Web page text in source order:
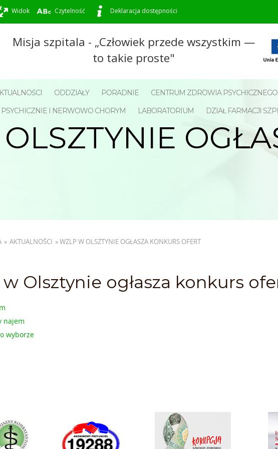
Widok Czytelność Deklaracja dostępności
Misja szpitala - „Człowiek przede wszystkim —
to takie proste"
ODDZIAŁY PORADNIE CENTRUM ZDROWIA PSYCHICZNEGO
I NERWOWO CHORYM
LABORATORIUM DZIAŁ FARMACJI
» AKTUALNOŚCI »WZLP W OLSZTYNIE OGŁASZA KONKURS OFERT
Olsztynie ogłasza konkurs
najem
wyborze